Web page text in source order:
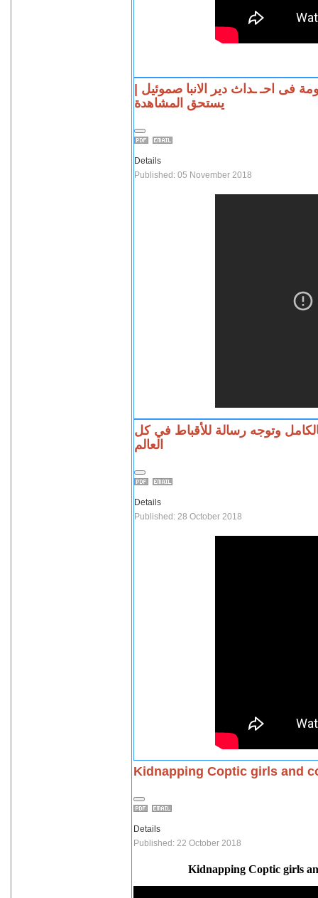
فى احـ ـداث دير الانبا صموئيل |
يستحق المشاهدة
Details
Published: 05 November 2018
وتوجه رسالة للأقباط في كل
العالم
Details
Published: 28 October 2018
Kidnapping Coptic girls and
Details
Published: 22 October 2018
Kidnapping Coptic girls